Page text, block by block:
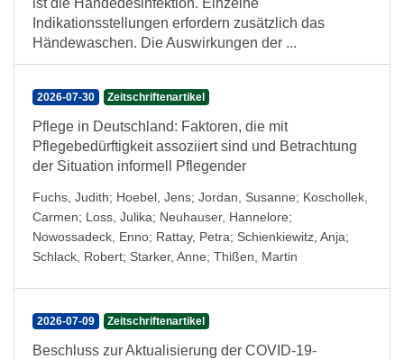
ist die Händedesinfektion. Einzelne
Indikationsstellungen erfordern zusätzlich das
Händewaschen. Die Auswirkungen der ...
2026-07-30 Zeitschriftenartikel
Pflege in Deutschland: Faktoren, die mit
Pflegebedürftigkeit assoziiert sind und Betrachtung
der Situation informell Pflegender
Fuchs, Judith; Hoebel, Jens; Jordan, Susanne; Koschollek,
Carmen; Loss, Julika; Neuhauser, Hannelore;
Nowossadeck, Enno; Rattay, Petra; Schienkiewitz, Anja;
Schlack, Robert; Starker, Anne; Thißen, Martin
2026-07-09 Zeitschriftenartikel
Beschluss zur Aktualisierung der COVID-19-